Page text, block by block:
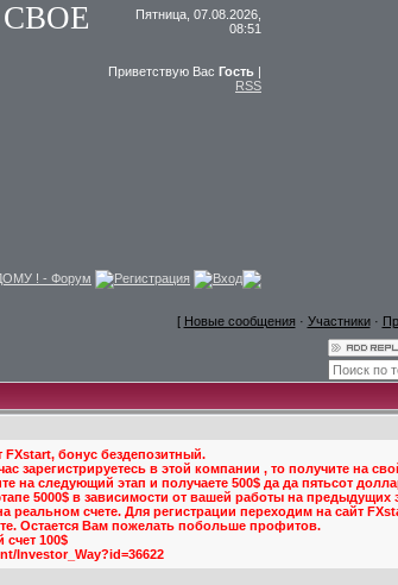
Пятница, 07.08.2026,
08:51
Приветствую Вас Гость |
RSS
! - Форум Регистрация Вход
[ Новые сообщения · Участники·
FXstart, бонус бездепозитный.
в этой компании , то получите на
на следующий этап и получаете 500$ да да пятьсот
5000$ в зависимости от вашей работы на предыдущих
счете. Для регистрации переходим на сайт
Остается Вам пожелать побольше профитов.
счет 100$
Investor_Way?id=36622